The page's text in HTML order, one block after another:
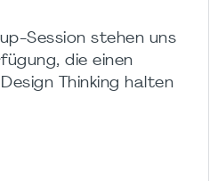
Session stehen uns
die einen
Thinking halten